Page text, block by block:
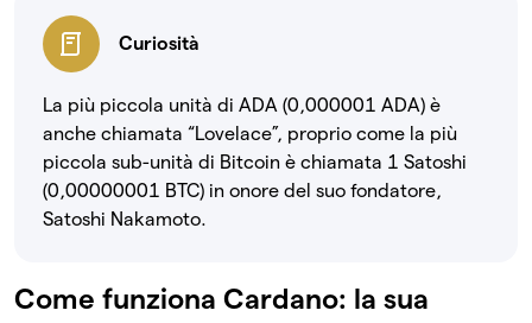
Curiosità
La più piccola unità di ADA (0,000001 ADA) è
anche chiamata “Lovelace”, proprio come la più
piccola sub-unità di Bitcoin è chiamata 1 Satoshi
(0,00000001 BTC) in onore del suo fondatore,
Satoshi Nakamoto.
Come funziona Cardano: la sua